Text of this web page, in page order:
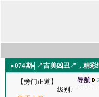
╞ 074期╡↗吉美凶丑↗，精彩
【旁门正道】
级别:
导航